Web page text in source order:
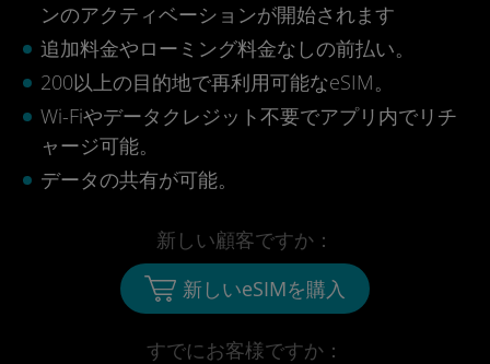
ンのアクティベーションが開始されます
追加料金やローミング料金なしの前払い。
200以上の目的地で再利用可能なeSIM。
Wi-Fiやデータクレジット不要でアプリ内でリチ
ャージ可能。
データの共有が可能。
すでにお客様ですか：
新しい顧客ですか：
新しいeSIMを購入